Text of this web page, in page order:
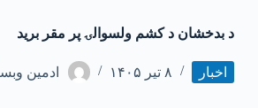
د بدخشان د کشم ولسوالۍ پر مقر برید
اخبار ۸ تیر ۱۴۰۵ ادمین